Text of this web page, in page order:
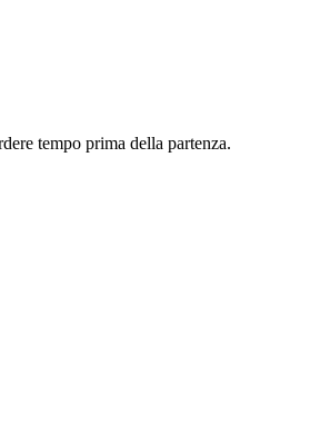
tempo prima della partenza.